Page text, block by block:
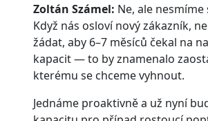
Zoltán Számel: Ne, ale nesmíme
Když nás osloví nový zákazník,
žádat, aby 6–7 měsíců čekal na
kapacit — to by znamenalo
kterému se chceme vyhnout.
Jednáme proaktivně a už nyní